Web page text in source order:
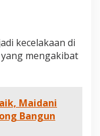
kecelakaan di
mengakibat
Maidani
Bangun